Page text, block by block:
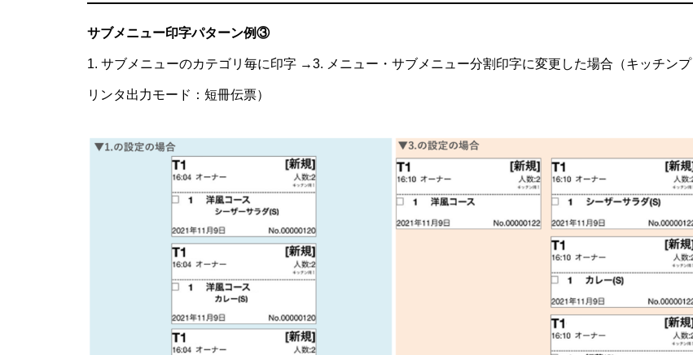
サブメニュー印字パターン例③
1. サブメニューのカテゴリ毎に印字 →3. メニュー・サブメニュー分割印字に変更した場合（キッチンプ
リンタ出力モード：短冊伝票）